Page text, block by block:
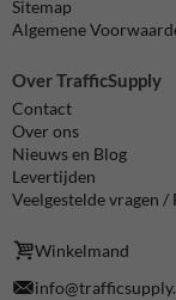
Sitemap
Algemene
Over TrafficSupply
Contact
Over ons
Nieuws en Blog
Levertijden
Veelgestelde vragen /
Winkelmand